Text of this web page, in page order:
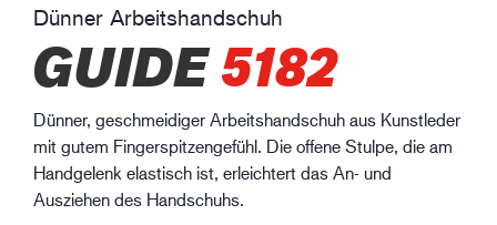
Dünner Arbeitshandschuh
GUIDE5182
Dünner, geschmeidiger Arbeitshandschuh aus Kunstleder
mit gutem Fingerspitzengefühl. Die offene Stulpe, die am
Handgelenk elastisch ist, erleichtert das An- und
Ausziehen des Handschuhs.